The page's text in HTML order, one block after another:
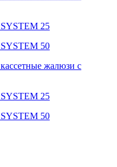
25
50
жалюзи с
25
50